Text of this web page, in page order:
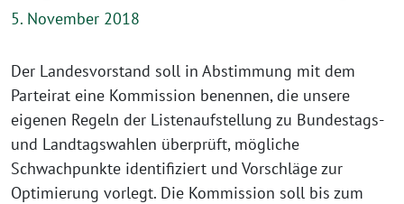
5. November 2018
Der Landesvorstand soll in Abstimmung mit dem
Parteirat eine Kommission benennen, die unsere
eigenen Regeln der Listenaufstellung zu Bundestags-
und Landtagswahlen überprüft, mögliche
Schwachpunkte identifiziert und Vorschläge zur
Optimierung vorlegt. Die Kommission soll bis zum